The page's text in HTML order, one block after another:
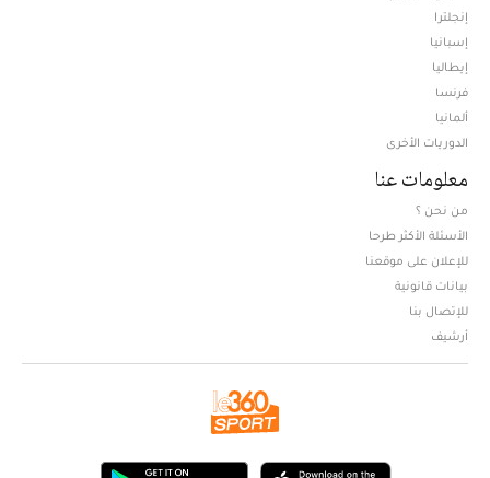
إنجلترا
إسبانيا
إيطاليا
فرنسا
ألمانيا
الدوريات الأخرى
معلومات عنا
من نحن ؟
الأسئلة الأكثر طرحا
للإعلان على موقعنا
بيانات قانونية
للإتصال بنا
أرشيف